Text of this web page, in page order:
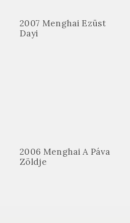
2007 Menghai Ezüst
Dayi
2006 Menghai A Páva
Zöldje